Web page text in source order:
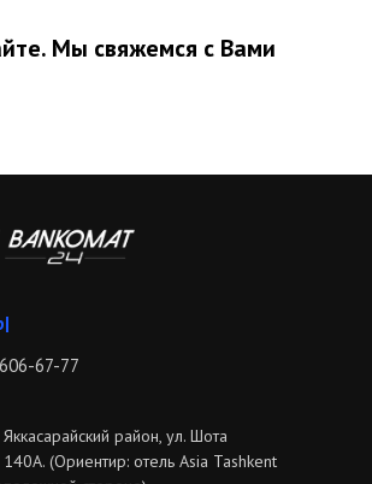
Мы свяжемся с Вами
район, ул. Шота
140А. (Ориентир: отель Asia Tashkent
67-77